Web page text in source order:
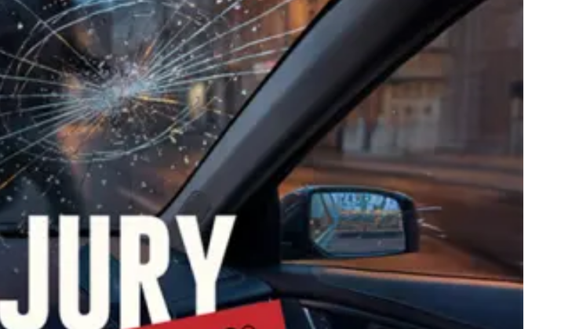
Séoul
visites urbaines
concerts
restaurants
cinéma